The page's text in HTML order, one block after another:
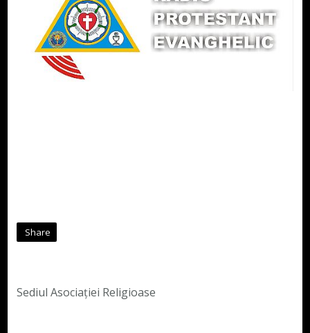
Share
Sediul Asociației Religioase